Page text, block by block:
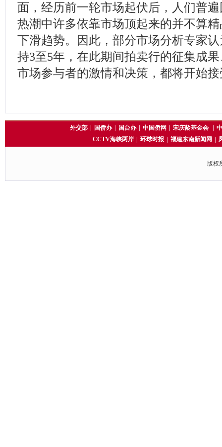
面，经历前一轮市场起伏后，人们普
热潮中许多依靠市场顶起来的并不算
下滑趋势。因此，部分市场分析专家
持3至5年，在此期间拍卖行的征集成
市场参与者的激情和决策，都将开始
外交部 国侨办 国台办 中国侨网 宋庆龄基金会
CCTV海峡两岸
环球时报 福建东南新闻网
版权